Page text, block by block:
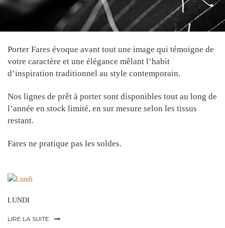
Porter Fares évoque avant tout une image qui témoigne de
votre caractère et une élégance mêlant l’habit
d’inspiration traditionnel au style contemporain.
Nos lignes de prêt à porter sont disponibles tout au long de
l’année en stock limité, en sur mesure selon les tissus
restant.
Fares ne pratique pas les soldes.
LUNDI
LIRE LA SUITE